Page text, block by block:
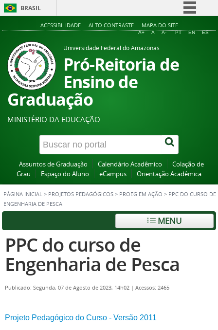
BRASIL
Simplifique!
Acesso à informação
ACESSIBILIDADE ALTO CONTRASTE MAPA DO SITE
A+ A A- PT EN ES
Universidade Federal do Amazonas
Pró-Reitoria de
Ensino de
Graduação
MINISTÉRIO DA EDUCAÇÃO
Assuntos de Graduação Calendário Acadêmico
Colação de
Grau
Espaço do Aluno eCampus Orientação Acadêmica
PÁGINA INICIAL > PROJETOS PEDAGÓGICOS > PROEG EM AÇÃO > PPC DO CURSO DE
ENGENHARIA DE PESCA
MENU
PPC do curso de
Engenharia de Pesca
Publicado: Segunda, 07 de Agosto de 2023, 14h02 | Acessos: 2465
Projeto Pedagógico do Curso - Versão 2011